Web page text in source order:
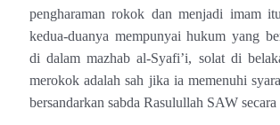
pengharaman rokok dan menjadi imam
kedua-duanya mempunyai hukum yang
di dalam mazhab al-Syafi’i, solat di
merokok adalah sah jika ia memenuhi
bersandarkan sabda Rasulullah SAW